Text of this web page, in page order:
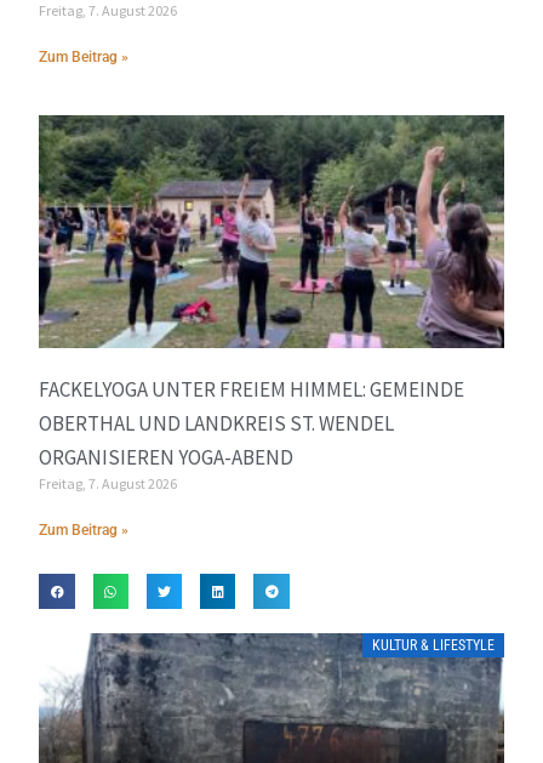
Freitag, 7. August 2026
Zum Beitrag »
FACKELYOGA UNTER FREIEM HIMMEL: GEMEINDE
OBERTHAL UND LANDKREIS ST. WENDEL
ORGANISIEREN YOGA-ABEND
Freitag, 7. August 2026
Zum Beitrag »
KULTUR & LIFESTYLE